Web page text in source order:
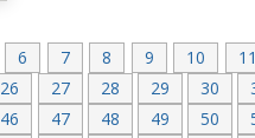
6 7 8 9 10 11
26 27 28 29 30
46 47 48 49 50